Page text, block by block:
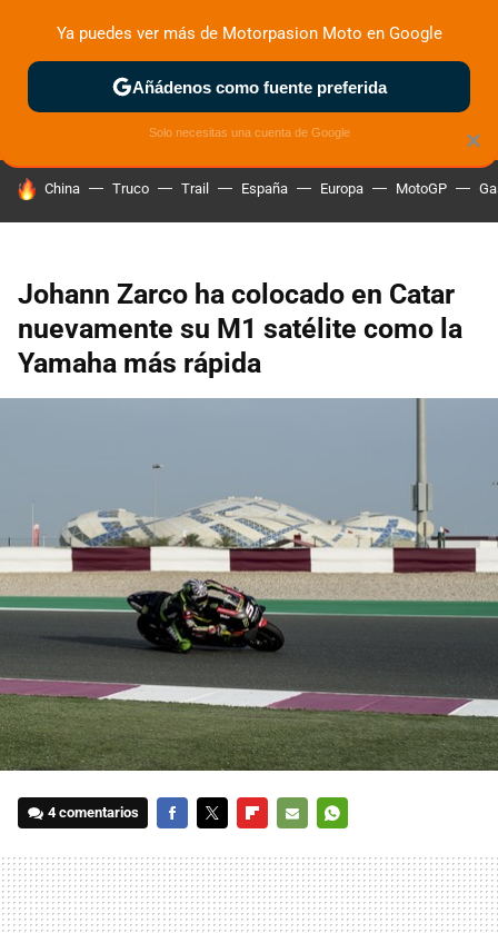
ZONA DE PRUEBAS DEPORTIVAS MOTOS ELÉCTRICAS
HOY SE HABLA DE
China Truco Trail España Europa MotoGP
Johann Zarco ha colocado en Catar
nuevamente su M1 satélite como la
Yamaha más rápida
4 comentarios
MAIL
×
Ya puedes ver más de Motorpasion Moto en Google
Añádenos como fuente preferida
Solo necesitas una cuenta de Google